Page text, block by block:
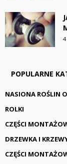
POPULARNE
NASIONA ROŚLIN
ROLKI
CZĘŚCI
DRZEWKA I
CZĘŚCI